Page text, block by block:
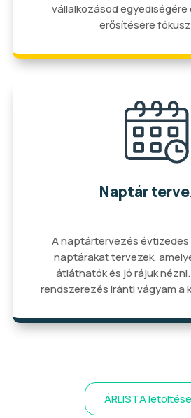
vállalkozásod
erősítésére
Naptár
A naptártervezés évtizedes
naptárakat tervezek,
átláthatók és jó rájuk
rendszerezés iránti vágyam a
ÁRLISTA letöltése